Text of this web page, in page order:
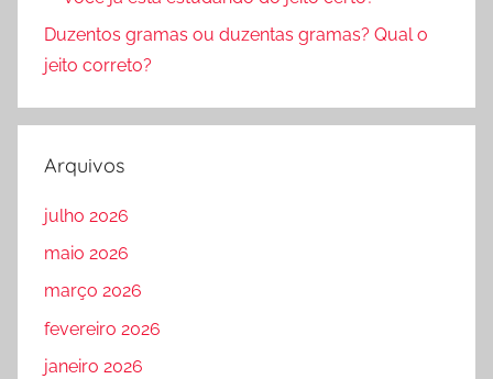
Duzentos gramas ou duzentas gramas? Qual o
jeito correto?
Arquivos
julho 2026
maio 2026
março 2026
fevereiro 2026
janeiro 2026